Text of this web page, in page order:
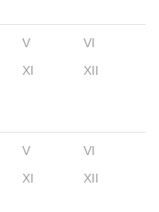
V
VI
XI XII
V
VI
XI XII